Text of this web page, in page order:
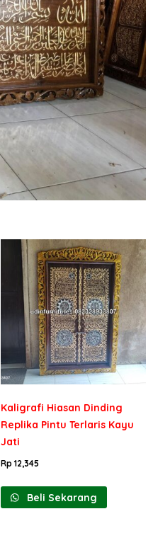
Kaligrafi Hiasan Dinding
Replika Pintu Terlaris Kayu
Jati
Rp12,345
Beli Sekarang